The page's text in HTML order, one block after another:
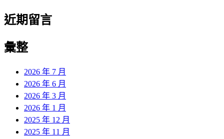
近期留言
彙整
2026 年 7 月
2026 年 6 月
2026 年 3 月
2026 年 1 月
2025 年 12 月
2025 年 11 月